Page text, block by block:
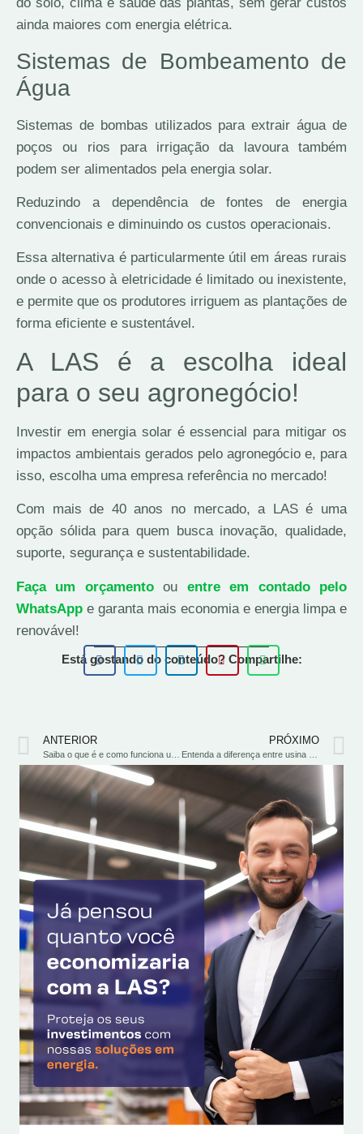
do solo, clima e saúde das plantas, sem gerar custos
ainda maiores com energia elétrica.
Sistemas de Bombeamento de
Água
Sistemas de bombas utilizados para extrair água de
poços ou rios para irrigação da lavoura também
podem ser alimentados pela energia solar.
Reduzindo a dependência de fontes de energia
convencionais e diminuindo os custos operacionais.
Essa alternativa é particularmente útil em áreas rurais
onde o acesso à eletricidade é limitado ou inexistente,
e permite que os produtores irriguem as plantações de
forma eficiente e sustentável.
A LAS é a escolha ideal
para o seu agronegócio!
Investir em energia solar é essencial para mitigar os
impactos ambientais gerados pelo agronegócio e, para
isso, escolha uma empresa referência no mercado!
Com mais de 40 anos no mercado, a LAS é uma
opção sólida para quem busca inovação, qualidade,
suporte, segurança e sustentabilidade.
Faça um orçamentoou entre em contado pelo
WhatsApp e garanta mais economia e energia limpa e
renovável!
Está gostando do conteúdo? Compartilhe:
ANTERIOR PRÓXIMO